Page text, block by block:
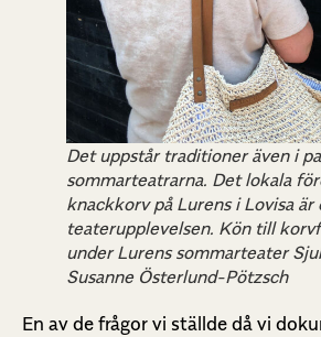
Det uppstår traditioner även i
sommarteatrarna. Det lokala
knackkorv på Lurens i Lovisa
teaterupplevelsen. Kön till
under Lurens sommarteater
Susanne Österlund-Pötzsch
En av de frågor vi ställde då vi